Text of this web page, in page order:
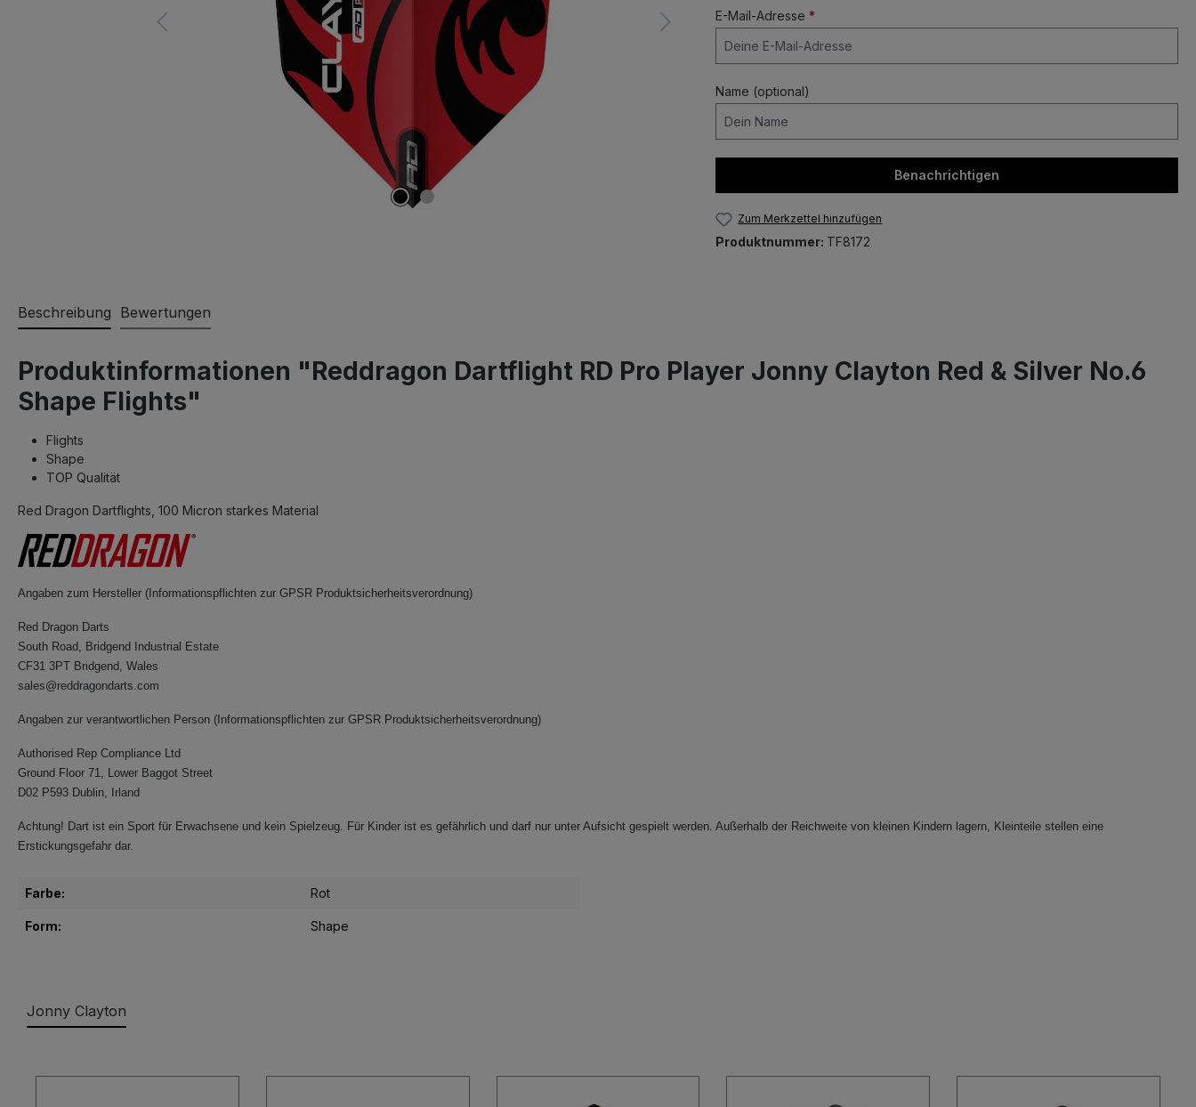
E-Mail-Adresse *
Name (optional)
Benachrichtigen
Zum Merkzettel hinzufügen
Produktnummer: TF8172
Beschreibung Bewertungen
Produktinformationen "Reddragon Dartflight RD Pro Player Jonny Clayton Red & Silver No.6
Shape Flights"
Flights
Shape
TOP Qualität
Red Dragon Dartflights, 100 Micron starkes Material
Angaben zum Hersteller (Informationspflichten zur GPSR Produktsicherheitsverordnung)
Red Dragon Darts
South Road, Bridgend Industrial Estate
CF31 3PT Bridgend, Wales
sales@reddragondarts.com
Angaben zur verantwortlichen Person (Informationspflichten zur GPSR Produktsicherheitsverordnung)
Authorised Rep Compliance Ltd
Ground Floor 71, Lower Baggot Street
D02 P593 Dublin, Irland
Achtung! Dart ist ein Sport für Erwachsene und kein Spielzeug. Für Kinder ist es gefährlich und darf nur unter Aufsicht gespielt werden. Außerhalb der Reichweite von kleinen Kindern lagern, Kleinteile stellen eine
Erstickungsgefahr dar.
Farbe: Rot
Form: Shape
Jonny Clayton